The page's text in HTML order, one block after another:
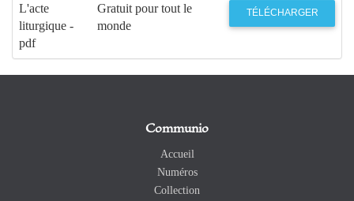
L'acte
liturgique -
pdf
Gratuit pour tout le
monde
TÉLÉCHARGER
Communio
Accueil
Numéros
Collection